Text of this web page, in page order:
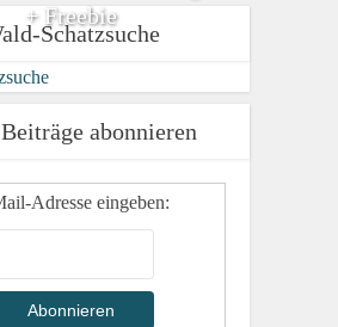
+ Freebie
Schatzsuche
abonnieren
Adresse eingeben: